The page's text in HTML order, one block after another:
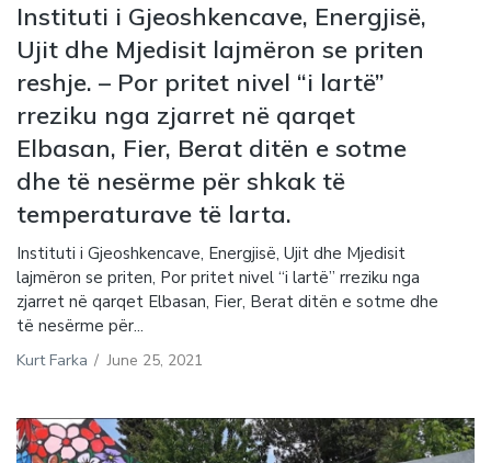
Instituti i Gjeoshkencave, Energjisë,
Ujit dhe Mjedisit lajmëron se priten
reshje. – Por pritet nivel “i lartë”
rreziku nga zjarret në qarqet
Elbasan, Fier, Berat ditën e sotme
dhe të nesërme për shkak të
temperaturave të larta.
Instituti i Gjeoshkencave, Energjisë, Ujit dhe Mjedisit
lajmëron se priten, Por pritet nivel “i lartë” rreziku nga
zjarret në qarqet Elbasan, Fier, Berat ditën e sotme dhe
të nesërme për...
Kurt Farka / June 25, 2021